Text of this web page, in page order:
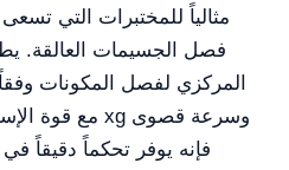
فصل الجسيمات العالقة.
المركزي لفصل المكونات